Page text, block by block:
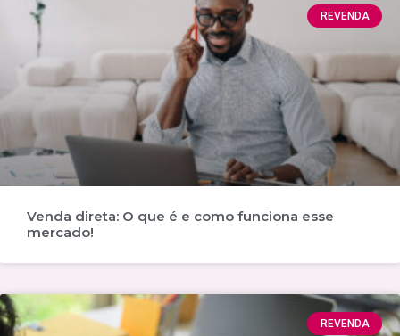
REVENDA
Venda direta: O que é e como funciona esse
mercado!
REVENDA